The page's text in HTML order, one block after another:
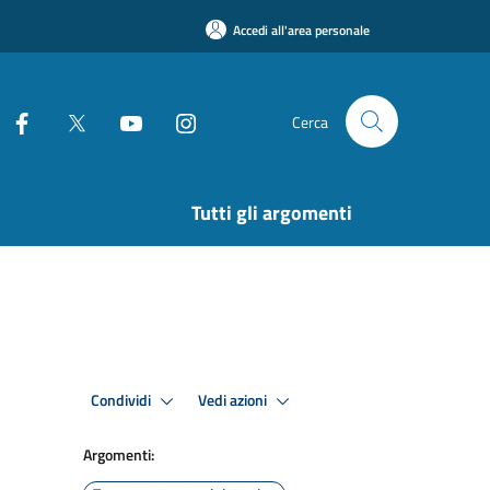
Accedi all'area personale
Cerca
Tutti gli argomenti
Condividi Vedi azioni
Argomenti: